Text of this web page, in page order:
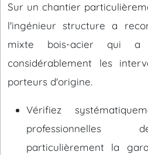
Sur un chantier
l'ingénieur structure a
mixte bois-acier qui
considérablement les
porteurs d'origine.
Vérifiez
professionnelles
particulièrement la